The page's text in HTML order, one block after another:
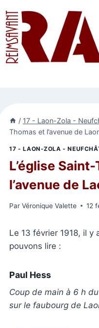
au
contenu
/ 17 - Laon-Zola -
Thomas et l’avenue de
17 - LAON-ZOLA -
L’église
l’avenue de
Par Véronique Valette 12
Le 13 février 1918, il y
pouvons lire :
Paul Hess
Coup de main à 6 h
sur le fau­bourg de